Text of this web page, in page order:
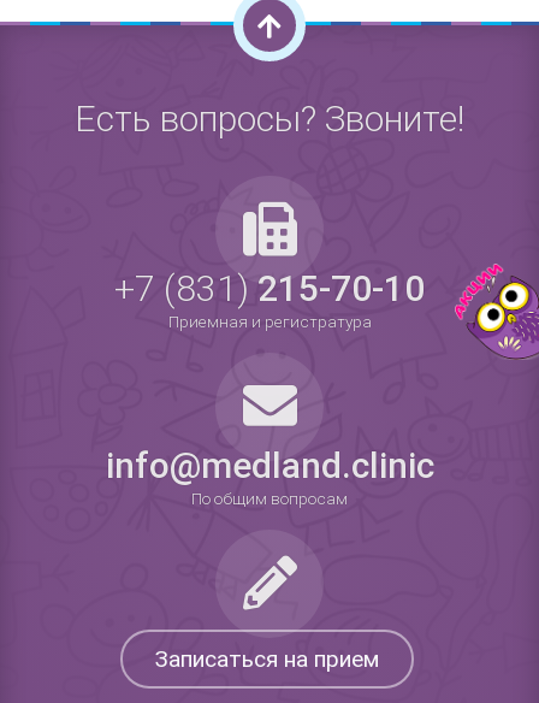
Есть вопросы? Звоните!
+7 (831)215-70-10
Приемная и регистратура
info@medland.clinic
По общим вопросам
Записаться на прием